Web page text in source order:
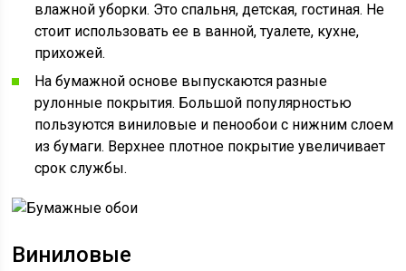
влажной уборки. Это спальня, детская, гостиная. Не
стоит использовать ее в ванной, туалете, кухне,
прихожей.
На бумажной основе выпускаются разные
рулонные покрытия. Большой популярностью
пользуются виниловые и пенообои с нижним слоем
из бумаги. Верхнее плотное покрытие увеличивает
срок службы.
Виниловые